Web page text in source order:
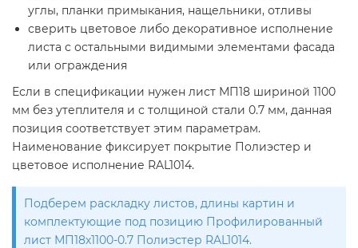
углы, планки примыкания, нащельники, отливы
сверить цветовое либо декоративное исполнение
листа с остальными видимыми элементами фасада
или ограждения
Если в спецификации нужен лист МП18 шириной 1100
мм без утеплителя и с толщиной стали 0.7 мм, данная
позиция соответствует этим параметрам.
Наименование фиксирует покрытие Полиэстер и
цветовое исполнение RAL1014.
Подберем раскладку листов, длины картин и
комплектующие под позицию Профилированный
лист МП18х1100-0.7 Полиэстер RAL1014.